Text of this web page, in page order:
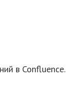
в Confluence.